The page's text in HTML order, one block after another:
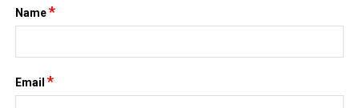
Name*
Email*